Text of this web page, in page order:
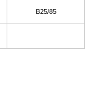
B25/85